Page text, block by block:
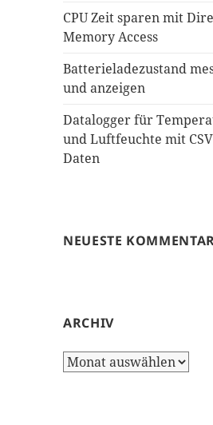
CPU Zeit sparen mit
Memory Access
Batterieladezustand
und anzeigen
Datalogger für
und Luftfeuchte mit CSV
Daten
NEUESTE
ARCHIV
Archiv